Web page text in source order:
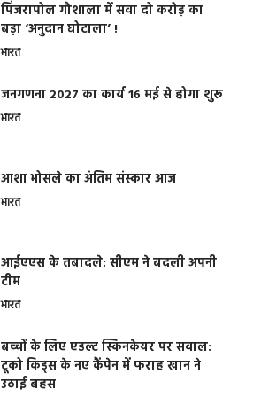
​पिंजरापोल गौशाला में सवा दो करोड़ का
बड़ा ‘अनुदान घोटाला’ !
भारत
जनगणना 2027 का कार्य 16 मई से होगा शुरू
भारत
आशा भोसले का अंतिम संस्कार आज
भारत
आईएएस के तबादले: सीएम ने बदली अपनी
टीम
भारत
बच्चों के लिए एडल्ट स्किनकेयर पर सवाल:
टूको किड्स के नए कैंपेन में फराह खान ने
उठाई बहस